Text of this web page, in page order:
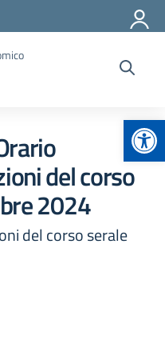
del corso
2024
del corso serale